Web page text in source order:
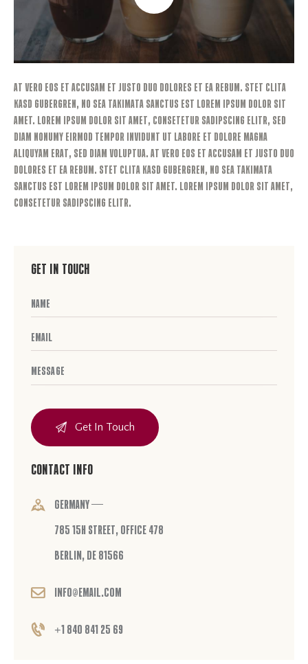
At vero eos et accusam et justo duo dolores et ea rebum. Stet clita
kasd gubergren, no sea takimata sanctus est Lorem ipsum dolor sit
amet. Lorem ipsum dolor sit amet, consetetur sadipscing elitr, sed
diam nonumy eirmod tempor invidunt ut labore et dolore magna
aliquyam erat, sed diam voluptua. At vero eos et accusam et justo duo
dolores et ea rebum. Stet clita kasd gubergren, no sea takimata
sanctus est Lorem ipsum dolor sit amet. Lorem ipsum dolor sit amet,
consetetur sadipscing elitr.
Get in Touch
Contact Info
Germany —
785 15h Street, Office 478
Berlin, De 81566
info@email.com
+1 840 841 25 69